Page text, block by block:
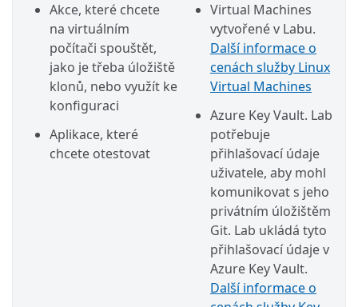
Akce, které chcete
na virtuálním
počítači spouštět,
jako je třeba úložiště
klonů, nebo využít ke
konfiguraci
Aplikace, které
chcete otestovat
Virtual Machines
vytvořené v Labu.
Další informace o
cenách služby Linux
Virtual Machines
Azure Key Vault. Lab
potřebuje
přihlašovací údaje
uživatele, aby mohl
komunikovat s jeho
privátním úložištěm
Git. Lab ukládá tyto
přihlašovací údaje v
Azure Key Vault.
Další informace o